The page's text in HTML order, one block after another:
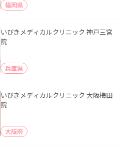
福岡県
いびきメディカルクリニック 神戸三宮
院
兵庫県
いびきメディカルクリニック 大阪梅田
院
大阪府